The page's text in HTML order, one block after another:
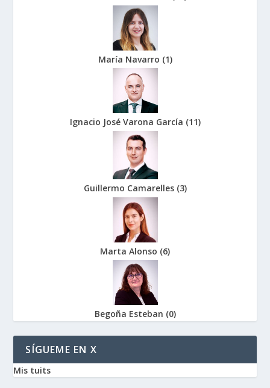
María Navarro (1)
Ignacio José Varona García (11)
Guillermo Camarelles (3)
Marta Alonso (6)
Begoña Esteban (0)
SÍGUEME EN X
Mis tuits